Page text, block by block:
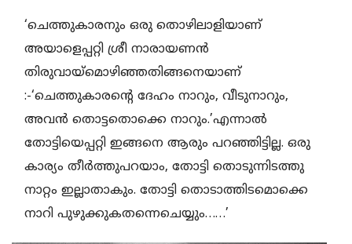
‘ചെത്തുകാരനും ഒരു തൊഴിലാളിയാണ്
അയാളെപ്പറ്റി ശ്രീ നാരായണന്‍
തിരുവായ്‌മൊഴിഞ്ഞതിങ്ങനെയാണ്
:-‘ചെത്തുകാരന്റെ ദേഹം നാറും, വീടുനാറും,
അവന്‍ തൊട്ടതൊക്കെ നാറും.’എന്നാല്‍
തോട്ടിയെപ്പറ്റി ഇങ്ങനെ ആരും പറഞ്ഞിട്ടില്ല. ഒരു
കാര്യം തീര്‍ത്തുപറയാം, തോട്ടി തൊടുന്നിടത്തു
നാറ്റം ഇല്ലാതാകും. തോട്ടി തൊടാത്തിടമൊക്കെ
നാറി പുഴുക്കുകതന്നെചെയ്യും……’